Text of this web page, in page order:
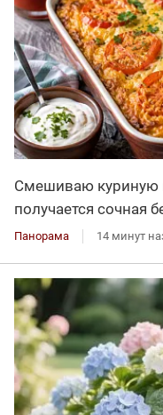
Смешиваю куриную
получается сочная
Панорама 14 минут